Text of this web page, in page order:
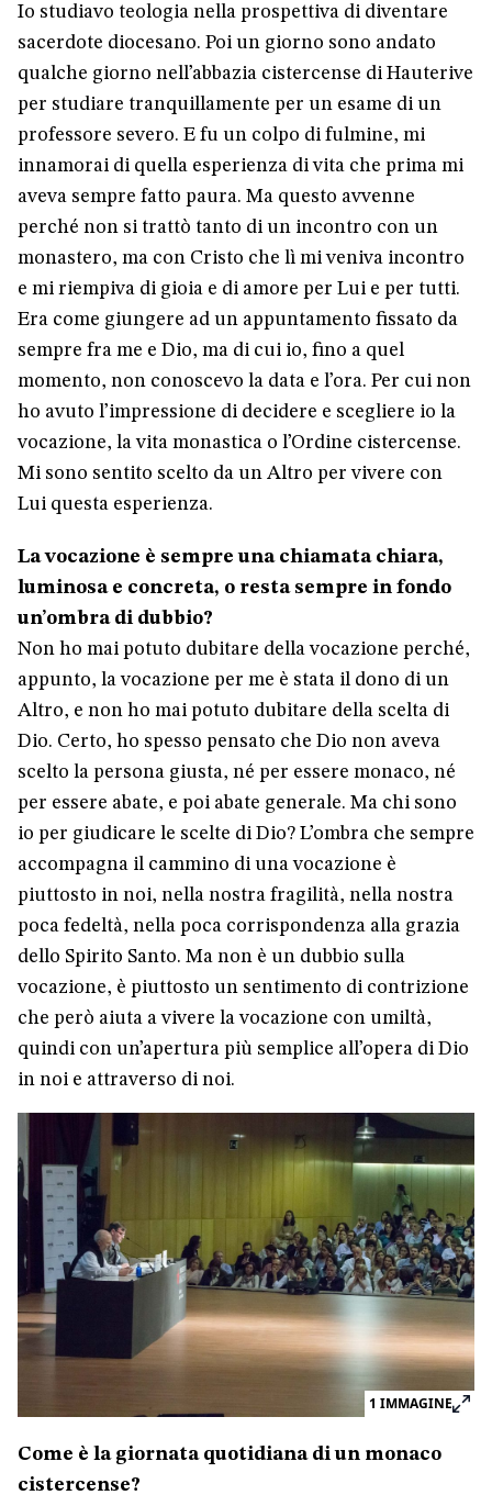
Io studiavo teologia nella prospettiva di diventare
sacerdote diocesano. Poi un giorno sono andato
qualche giorno nell’abbazia cistercense di Hauterive
per studiare tranquillamente per un esame di un
professore severo. E fu un colpo di fulmine, mi
innamorai di quella esperienza di vita che prima mi
aveva sempre fatto paura. Ma questo avvenne
perché non si trattò tanto di un incontro con un
monastero, ma con Cristo che lì mi veniva incontro
e mi riempiva di gioia e di amore per Lui e per tutti.
Era come giungere ad un appuntamento fissato da
sempre fra me e Dio, ma di cui io, fino a quel
momento, non conoscevo la data e l’ora. Per cui non
ho avuto l’impressione di decidere e scegliere io la
vocazione, la vita monastica o l’Ordine cistercense.
Mi sono sentito scelto da un Altro per vivere con
Lui questa esperienza.
La vocazione è sempre una chiamata chiara,
luminosa e concreta, o resta sempre in fondo
un’ombra di dubbio?
Non ho mai potuto dubitare della vocazione perché,
appunto, la vocazione per me è stata il dono di un
Altro, e non ho mai potuto dubitare della scelta di
Dio. Certo, ho spesso pensato che Dio non aveva
scelto la persona giusta, né per essere monaco, né
per essere abate, e poi abate generale. Ma chi sono
io per giudicare le scelte di Dio? L’ombra che sempre
accompagna il cammino di una vocazione è
piuttosto in noi, nella nostra fragilità, nella nostra
poca fedeltà, nella poca corrispondenza alla grazia
dello Spirito Santo. Ma non è un dubbio sulla
vocazione, è piuttosto un sentimento di contrizione
che però aiuta a vivere la vocazione con umiltà,
quindi con un’apertura più semplice all’opera di Dio
in noi e attraverso di noi.
1 IMMAGINE
Come è la giornata quotidiana di un monaco
cistercense?